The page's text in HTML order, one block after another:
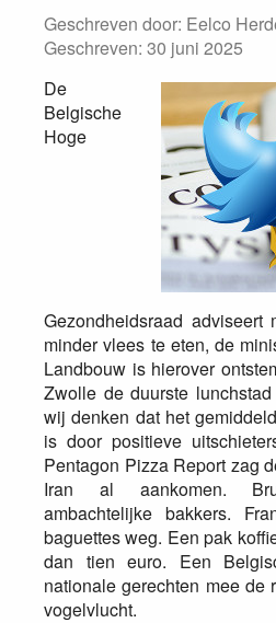
Geschreven door: Eelco
Geschreven: 30 juni 2025
De
Belgische
Hoge
Gezondheidsraad adviseert
minder vlees te eten, de
Landbouw is hierover
Zwolle de duurste
wij denken dat het
is door positieve
Pentagon Pizza Report zag
Iran al aankomen.
ambachtelijke bakkers.
baguettes weg. Een pak
dan tien euro. Een
nationale gerechten mee de
vogelvlucht.